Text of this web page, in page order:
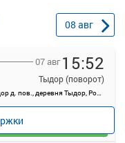
08 авг
07 авг 15:52
Тыдор (поворот)
Тыдор д. пов., деревня Тыдор, Россия
Загрузить цену